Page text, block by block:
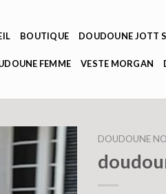
BOUTIQUE DOUDOUNE JOTT
FEMME VESTE MORGAN
DOUDOUNE